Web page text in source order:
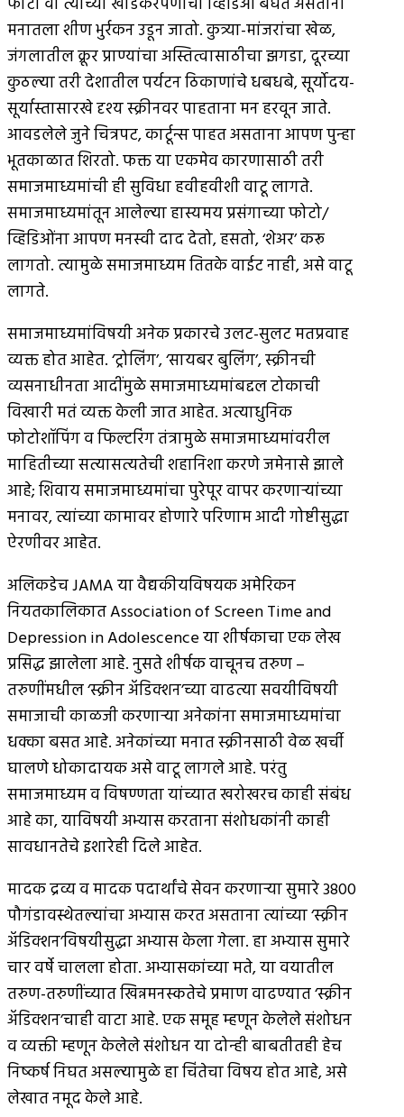
मनातला शीण भुर्रकन उडून जातो. कुत्र्या-मांजरांचा खेळ,
जंगलातील क्रूर प्राण्यांचा अस्तित्वासाठीचा झगडा, दूरच्या
कुठल्या तरी देशातील पर्यटन ठिकाणांचे धबधबे, सूर्योदय-
सूर्यास्तासारखे दृश्य स्क्रीनवर पाहताना मन हरवून जाते.
आवडलेले जुने चित्रपट, कार्टून्स पाहत असताना आपण पुन्हा
भूतकाळात शिरतो. फक्त या एकमेव कारणासाठी तरी
समाजमाध्यमांची ही सुविधा हवीहवीशी वाटू लागते.
समाजमाध्यमांतून आलेल्या हास्यमय प्रसंगाच्या फोटो/
व्हिडिओंना आपण मनस्वी दाद देतो, हसतो, ‘शेअर’ करू
लागतो. त्यामुळे समाजमाध्यम तितके वाईट नाही, असे वाटू
लागते.
समाजमाध्यमांविषयी अनेक प्रकारचे उलट-सुलट मतप्रवाह
व्यक्त होत आहेत. ‘ट्रोलिंग’, ‘सायबर बुलिंग’, स्क्रीनची
व्यसनाधीनता आदींमुळे समाजमाध्यमांबद्दल टोकाची
विखारी मतं व्यक्त केली जात आहेत. अत्याधुनिक
फोटोशॉपिंग व फिल्टरिंग तंत्रामुळे समाजमाध्यमांवरील
माहितीच्या सत्यासत्यतेची शहानिशा करणे जमेनासे झाले
आहे; शिवाय समाजमाध्यमांचा पुरेपूर वापर करणार्‍यांच्या
मनावर, त्यांच्या कामावर होणारे परिणाम आदी गोष्टीसुद्धा
ऐरणीवर आहेत.
अलिकडेच JAMA या वैद्यकीयविषयक अमेरिकन
नियतकालिकात Association of Screen Time and
Depression in Adolescence या शीर्षकाचा एक लेख
प्रसिद्ध झालेला आहे. नुसते शीर्षक वाचूनच तरुण –
तरुणींमधील ‘स्क्रीन अ‍ॅडिक्शन’च्या वाढत्या सवयीविषयी
समाजाची काळजी करणार्‍या अनेकांना समाजमाध्यमांचा
धक्का बसत आहे. अनेकांच्या मनात स्क्रीनसाठी वेळ खर्ची
घालणे धोकादायक असे वाटू लागले आहे. परंतु
समाजमाध्यम व विषण्णता यांच्यात खरोखरच काही संबंध
आहे का, याविषयी अभ्यास करताना संशोधकांनी काही
सावधानतेचे इशारेही दिले आहेत.
मादक द्रव्य व मादक पदार्थांचे सेवन करणार्‍या सुमारे 3800
पौगंडावस्थेतल्यांचा अभ्यास करत असताना त्यांच्या ‘स्क्रीन
अ‍ॅडिक्शन’विषयीसुद्धा अभ्यास केला गेला. हा अभ्यास सुमारे
चार वर्षे चालला होता. अभ्यासकांच्या मते, या वयातील
तरुण-तरुणींच्यात खिन्नमनस्कतेचे प्रमाण वाढण्यात ‘स्क्रीन
अ‍ॅडिक्शन’चाही वाटा आहे. एक समूह म्हणून केलेले संशोधन
व व्यक्ती म्हणून केलेले संशोधन या दोन्ही बाबतीतही हेच
निष्कर्ष निघत असल्यामुळे हा चिंतेचा विषय होत आहे, असे
लेखात नमूद केले आहे.